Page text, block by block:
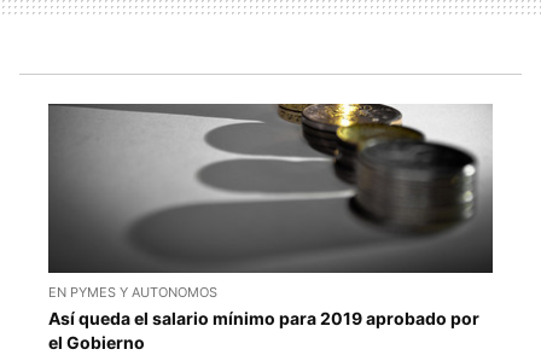
EN PYMES Y AUTONOMOS
Así queda el salario mínimo para 2019 aprobado por
el Gobierno